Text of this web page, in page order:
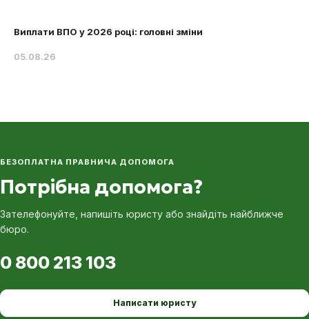
Виплати ВПО у 2026 році: головні зміни
05.08.26
БЕЗОПЛАТНА ПРАВНИЧА ДОПОМОГА
Потрібна допомога?
Зателефонуйте, напишіть юристу або знайдіть найближче
бюро.
0 800 213 103
Написати юристу